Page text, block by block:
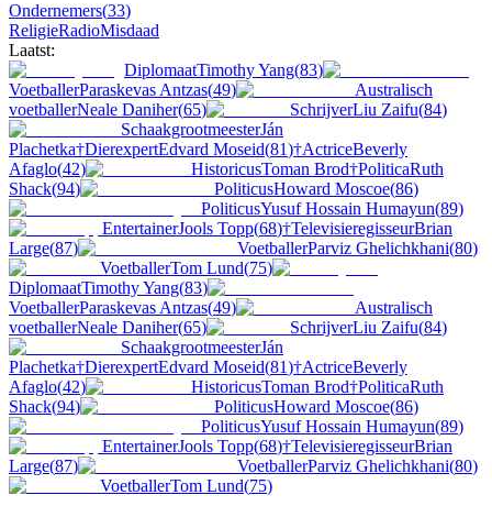
Ondernemers(33)
ReligieRadioMisdaad
Laatst:
DiplomaatTimothy Yang(83)
VoetballerParaskevas Antzas(49)
Australisch
voetballerNeale Daniher(65) SchrijverLiu Zaifu(84)
SchaakgrootmeesterJán
Plachetka†DierexpertEdvard Moseid(81)†ActriceBeverly
Afaglo(42) HistoricusToman Brod†PoliticaRuth
Shack(94) PoliticusHoward Moscoe(86)
PoliticusYusuf Hossain Humayun(89)
EntertainerJools Topp(68)†TelevisieregisseurBrian
Large(87) VoetballerParviz Ghelichkhani(80)
VoetballerTom Lund(75)
DiplomaatTimothy Yang(83)
VoetballerParaskevas Antzas(49)
Australisch
voetballerNeale Daniher(65) SchrijverLiu Zaifu(84)
SchaakgrootmeesterJán
Plachetka†DierexpertEdvard Moseid(81)†ActriceBeverly
Afaglo(42) HistoricusToman Brod†PoliticaRuth
Shack(94) PoliticusHoward Moscoe(86)
PoliticusYusuf Hossain Humayun(89)
EntertainerJools Topp(68)†TelevisieregisseurBrian
Large(87) VoetballerParviz Ghelichkhani(80)
VoetballerTom Lund(75)